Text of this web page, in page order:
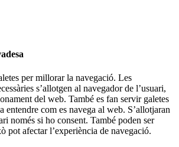
per millorar la navegació. Les
s’allotgen al navegador de l’usuari,
del web. També es fan servir galetes
entendre com es navega al web. S’allotjaran
només si ho consent. També poden ser
pot afectar l’experiència de navegació.